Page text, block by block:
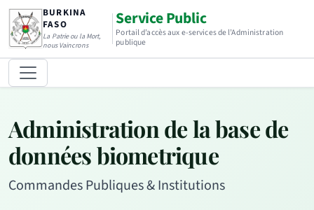
BURKINA
FASO
La Patrie ou la Mort,
nous Vaincrons
Service Public
Portail d’accès aux e-services de l’Administration
publique
Administration de la base de
données biometrique
Commandes Publiques & Institutions